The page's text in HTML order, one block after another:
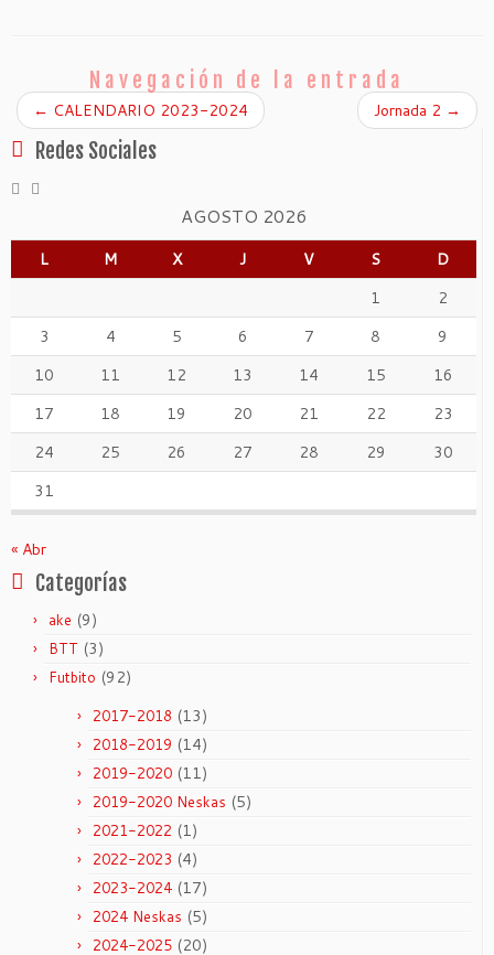
Navegación de la entrada
← CALENDARIO 2023-2024 Jornada 2 →
Redes Sociales
AGOSTO 2026
L M X J V S
D
1
2
3
4 5 6 7 8
9
10
11 12 13 14 15
16
17
18 19 20 21 22
23
24
25 26 27 28 29
30
31
« Abr
Categorías
ake (9)
BTT (3)
Futbito (92)
2017-2018 (13)
2018-2019 (14)
2019-2020 (11)
2019-2020 Neskas (5)
2021-2022 (1)
2022-2023 (4)
2023-2024 (17)
2024 Neskas (5)
2024-2025 (20)